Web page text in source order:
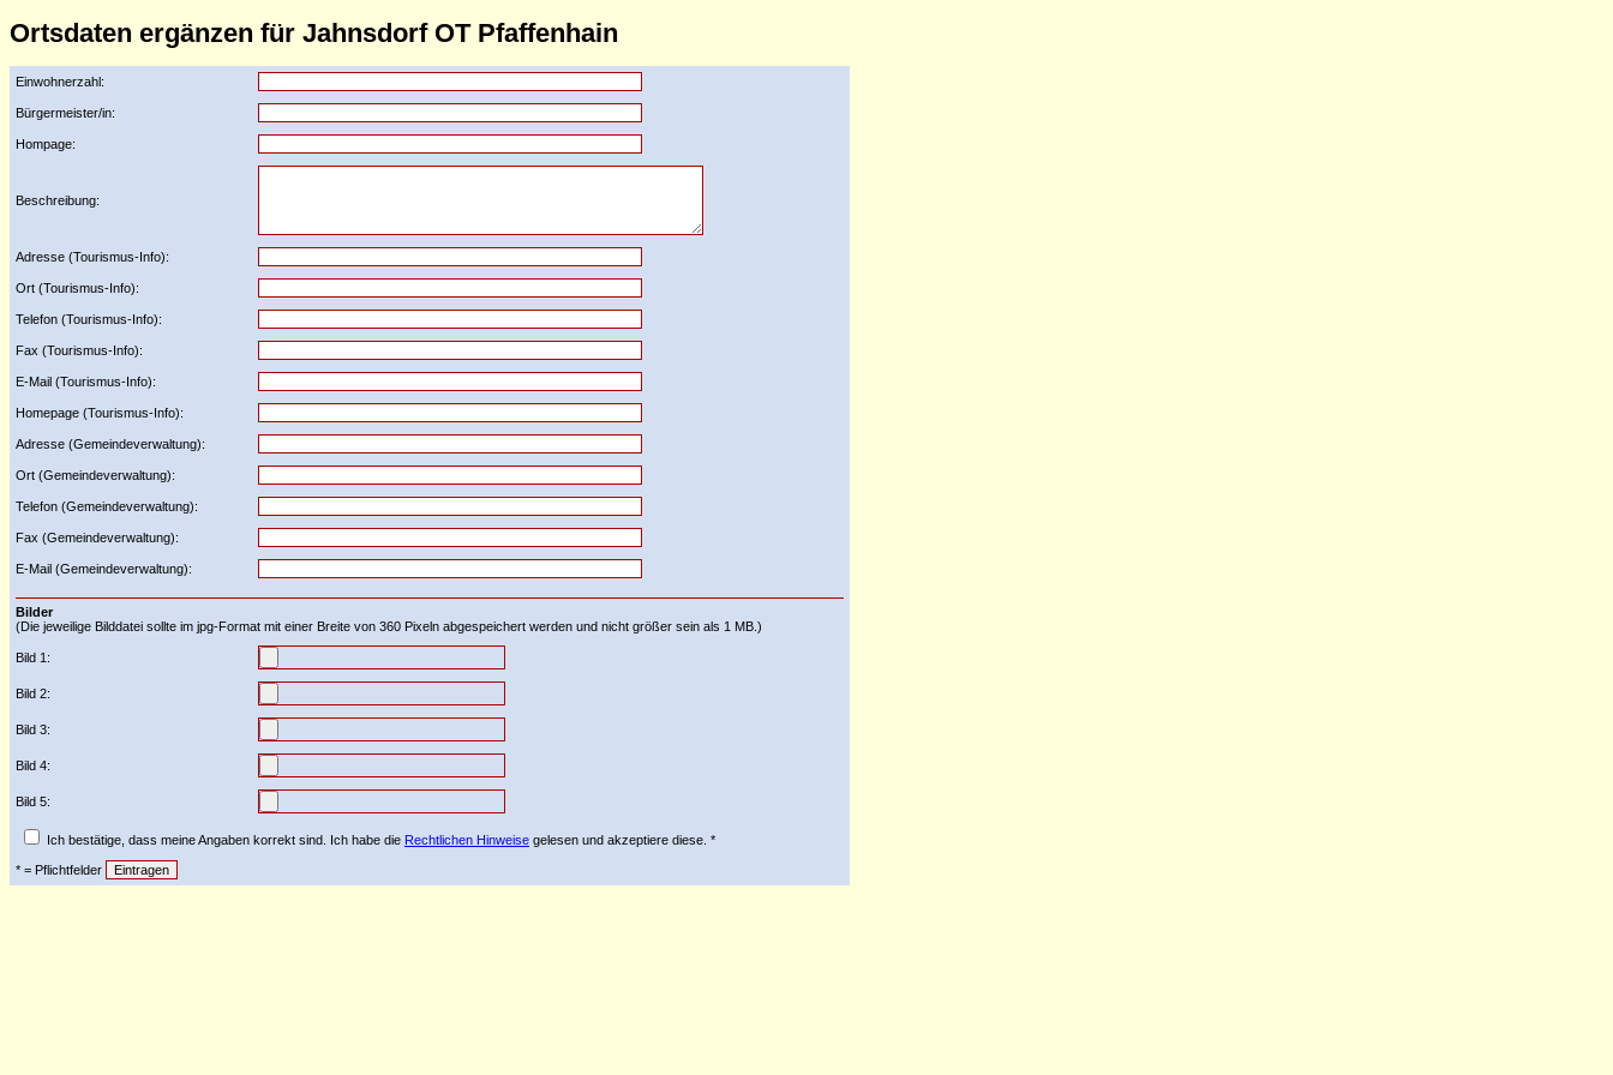
Ortsdaten ergänzen für Jahnsdorf OT Pfaffenhain
Einwohnerzahl:
Bürgermeister/in:
Hompage:
Beschreibung:
Adresse (Tourismus-Info):
Ort (Tourismus-Info):
Telefon (Tourismus-Info):
Fax (Tourismus-Info):
E-Mail (Tourismus-Info):
Homepage (Tourismus-Info):
Adresse (Gemeindeverwaltung):
Ort (Gemeindeverwaltung):
Telefon (Gemeindeverwaltung):
Fax (Gemeindeverwaltung):
E-Mail (Gemeindeverwaltung):
Bilder
(Die jeweilige Bilddatei sollte im jpg-Format mit einer Breite von 360 Pixeln abgespeichert werden und nicht größer sein als 1 MB.)
Bild 1:
Bild 2:
Bild 3:
Bild 4:
Bild 5:
Ich bestätige, dass meine Angaben korrekt sind. Ich habe die Rechtlichen Hinweise gelesen und akzeptiere diese. *
* = Pflichtfelder